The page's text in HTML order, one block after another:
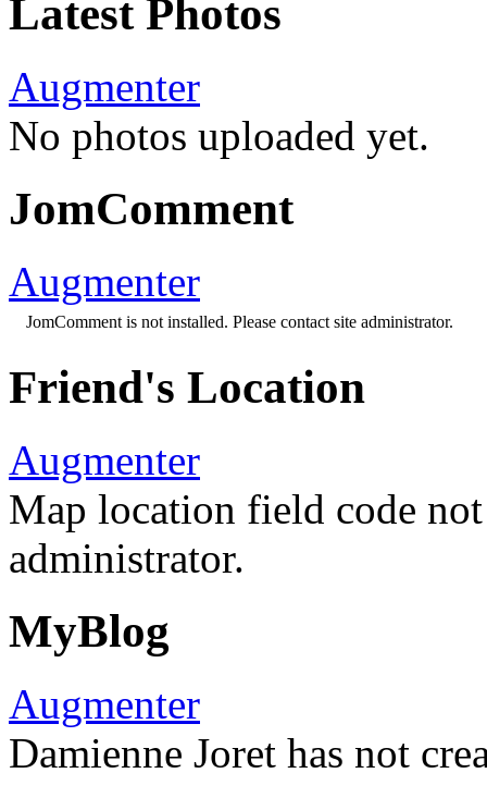
Latest Photos
Augmenter
No photos uploaded yet.
JomComment
Augmenter
JomComment is not installed. Please contact site administrator.
Friend's Location
Augmenter
Map location field code
administrator.
MyBlog
Augmenter
Damienne Joret has not